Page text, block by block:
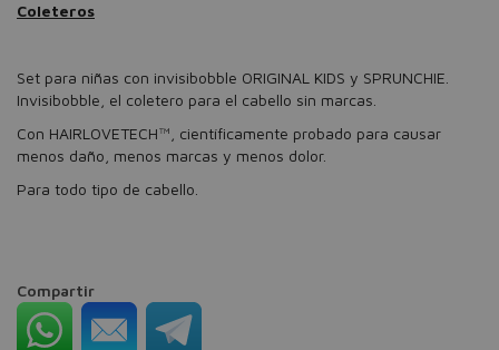
Coleteros
Set para niñas con invisibobble ORIGINAL KIDS y SPRUNCHIE.
Invisibobble, el coletero para el cabello sin marcas.
Con HAIRLOVETECH™, científicamente probado para causar
menos daño, menos marcas y menos dolor.
Para todo tipo de cabello.
Compartir